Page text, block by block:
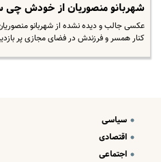
شهربانو منصوریان از خودش
عکسی جالب و دیده نشده از شهربانو
کنار همسر و فرزندش در فضای مجازی پر
سیاسی
اقتصادی
اجتماعی